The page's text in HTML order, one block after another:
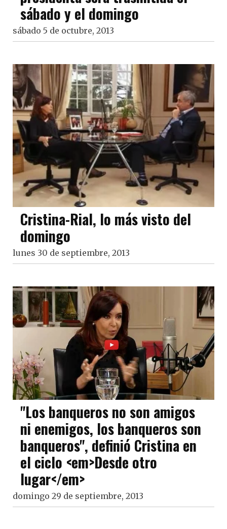
sábado y el domingo
sábado 5 de octubre, 2013
Cristina-Rial, lo más visto del
domingo
lunes 30 de septiembre, 2013
"Los banqueros no son amigos
ni enemigos, los banqueros son
banqueros", definió Cristina en
el ciclo <em>Desde otro
lugar</em>
domingo 29 de septiembre, 2013